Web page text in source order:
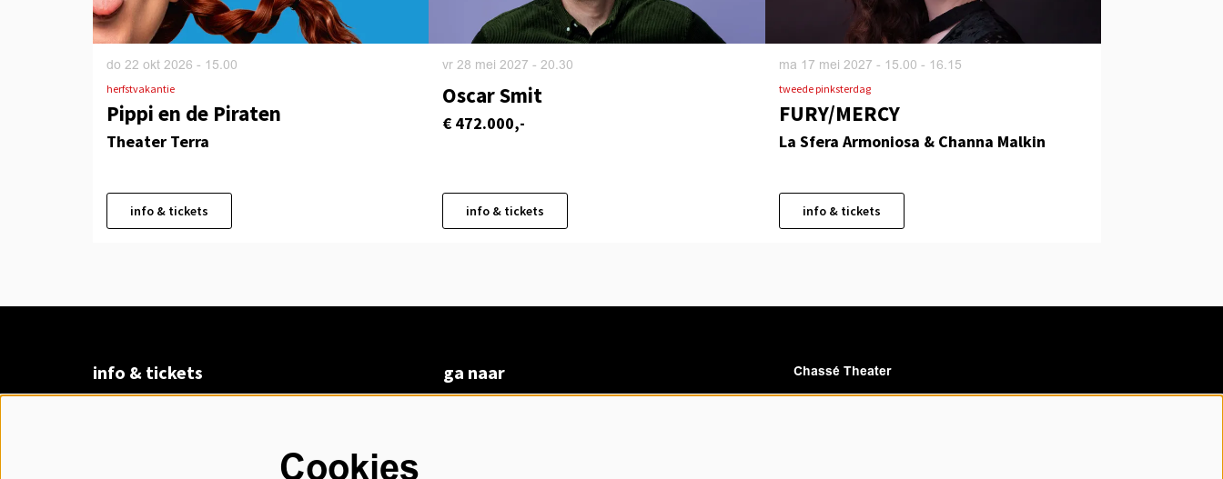
Pippi en de Piraten
Theater Terra
herfstvakantie
do 22 okt 2026 - 15.00
info & tickets
Oscar Smit
€ 472.000,-
vr 28 mei 2027- 20.30
info & tickets
FURY/MERCY
La Sfera Armoniosa & Channa Malkin
tweede pinksterdag
ma 17 mei 2027 - 15.00 - 16.15
info & tickets
info & tickets ga naar Chassé Theater
Cookies